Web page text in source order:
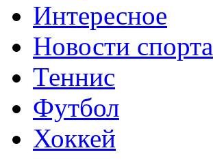
Интересное
Новости спорта
Теннис
Футбол
Хоккей